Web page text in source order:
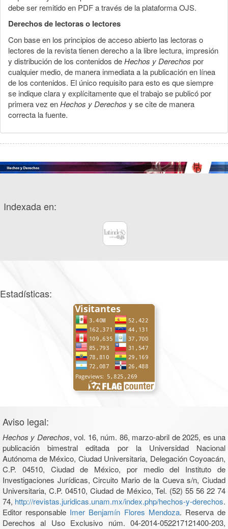
debe ser remitido en PDF a través de la plataforma OJS.
Derechos de lectoras o lectores
Con base en los principios de acceso abierto las lectoras o
lectores de la revista tienen derecho a la libre lectura, impresión
y distribución de los contenidos deHechos y Derechos por
cualquier medio, de manera inmediata a la publicación en línea
de los contenidos. El único requisito para esto es que siempre
se indique clara y explícitamente que el trabajo se publicó por
primera vez enHechos y Derechos y se cite de manera
correcta la fuente.
Indexada en:
Estadísticas:
Aviso legal:
Hechos y Derechos, vol. 16, núm. 86, marzo-abril de 2025, es una
publicación bimestral editada por la Universidad Nacional
Autónoma de México, Ciudad Universitaria, Delegación Coyoacán,
C.P. 04510, Ciudad de México, por medio del Instituto de
Investigaciones Jurídicas, Circuito Mario de la Cueva s/n, Ciudad
Universitaria, C.P. 04510, Ciudad de México, Tel. (52) 55 56 22 74
74, http://revistas.juridicas.unam.mx/index.php/hechos-y-derechos.
Editor responsable Imer Benjamín Flores Mendoza. Reserva de
Derechos al Uso Exclusivo núm. 04-2014-052217121400-203,